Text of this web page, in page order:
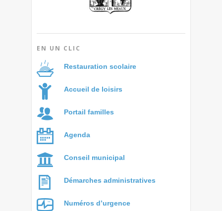
EN UN CLIC
Restauration scolaire
Accueil de loisirs
Portail familles
Agenda
Conseil municipal
Démarches administratives
Numéros d’urgence